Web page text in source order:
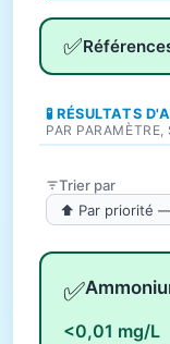
✅
🧪 RÉSULTATS
PAR PARAMÈTRE,
Trier par
✅
<0,01 mg/L